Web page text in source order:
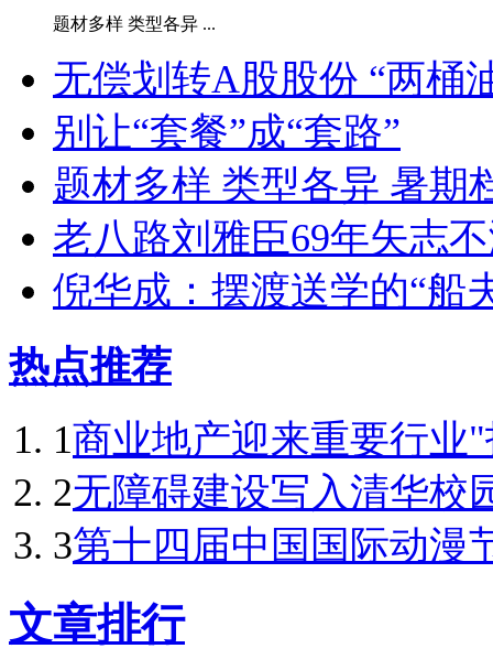
题材多样 类型各异 ...
无偿划转A股股份 “两桶
别让“套餐”成“套路”
题材多样 类型各异 暑期
老八路刘雅臣69年矢志
倪华成：摆渡送学的“船
热点推荐
1商业地产迎来重要行业
2无障碍建设写入清华校
3第十四届中国国际动漫
文章排行